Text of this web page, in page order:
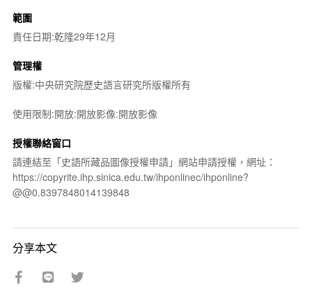
範圍
責任日期:乾隆29年12月
管理權
版權:中央研究院歷史語言研究所版權所有
使用限制:開放:開放影像:開放影像
授權聯絡窗口
請連結至「史語所藏品圖像授權申請」網站申請授權，網址：
https://copyrite.ihp.sinica.edu.tw/ihponlinec/ihponline?
@@0.8397848014139848
分享本文